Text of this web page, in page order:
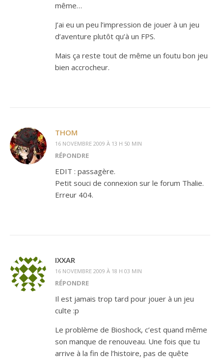
même…
J’ai eu un peu l’impression de jouer à un jeu
d’aventure plutôt qu’à un FPS.
Mais ça reste tout de même un foutu bon jeu
bien accrocheur.
THOM
16 NOVEMBRE 2009 À 13 H 50 MIN
RÉPONDRE
EDIT : passagère.
Petit souci de connexion sur le forum Thalie.
Erreur 404.
IXXAR
16 NOVEMBRE 2009 À 18 H 03 MIN
RÉPONDRE
Il est jamais trop tard pour jouer à un jeu
culte :p
Le problème de Bioshock, c’est quand même
son manque de renouveau. Une fois que tu
arrive à la fin de l’histoire, pas de quête